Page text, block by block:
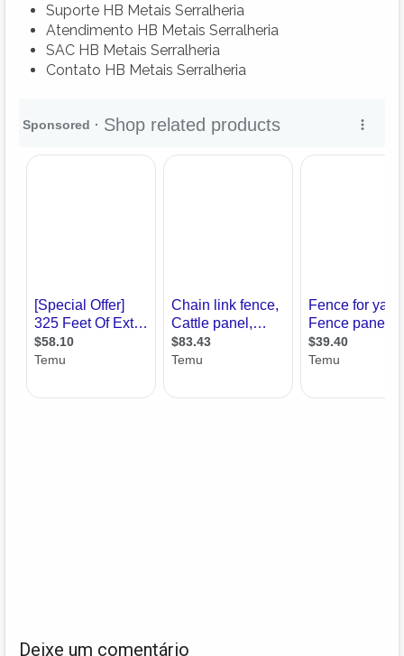
Suporte HB Metais Serralheria
Atendimento HB Metais Serralheria
SAC HB Metais Serralheria
Contato HB Metais Serralheria
Deixe um comentário